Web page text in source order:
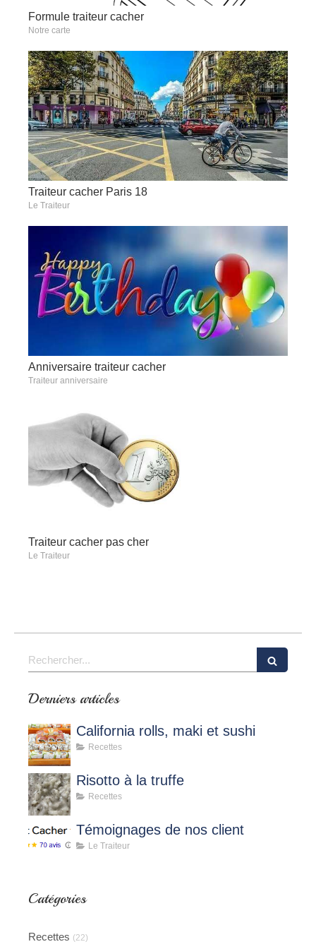
Formule traiteur cacher
Notre carte
Traiteur cacher Paris 18
Le Traiteur
Anniversaire traiteur cacher
Traiteur anniversaire
Traiteur cacher pas cher
Le Traiteur
Rechercher
Derniers articles
California rolls, maki et sushi
Recettes
Risotto à la truffe
Recettes
Témoignages de nos client
Le Traiteur
Catégories
Recettes (22)